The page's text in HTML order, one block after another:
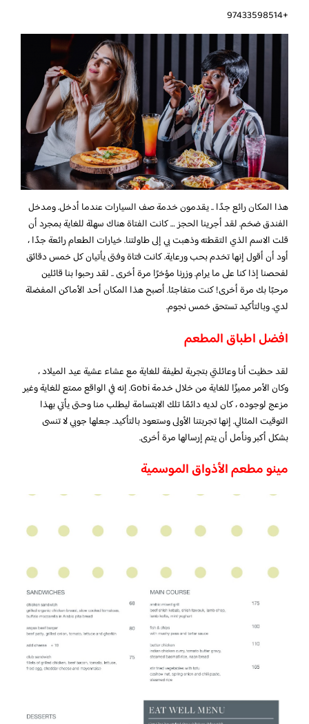
+97433598514
هذا المكان رائع جدًا .. يقدمون خدمة صف السيارات عندما أدخل. ومدخل
الفندق ضخم. لقد أجرينا الحجز … كانت الفتاة هناك سهلة للغاية بمجرد أن
قلت الاسم الذي التقطته وذهبت بي إلى طاولتنا. خيارات الطعام رائعة جدًا ،
أود أن أقول إنها تخدم بحب ورعاية. كانت فتاة وفتى يأتيان كل خمس دقائق
لفحصنا إذا كنا على ما يرام. وزرنا مؤخرًا مرة أخرى .. لقد رحبوا بنا قائلين
مرحبًا بك مرة أخرى! كنت متفاجئا. أصبح هذا المكان أحد الأماكن المفضلة
لدي. وبالتأكيد تستحق خمس نجوم.
افضل اطباق المطعم
لقد حظيت أنا وعائلتي بتجربة لطيفة للغاية مع عشاء عشية عيد الميلاد ،
وكان الأمر مميزًا للغاية من خلال خدمة Gobi. إنه في الواقع ممتع للغاية وغير
مزعج لوجوده ، كان لديه دائمًا تلك الابتسامة ليطلب منا وحتى يأتي بهذا
التوقيت المثالي. إنها تجربتنا الأولى وستعود بالتأكيد. جعلها جوبي لا تنسى
بشكل أكبر ونأمل أن يتم إرسالها مرة أخرى.
مينو مطعم الأذواق الموسمية